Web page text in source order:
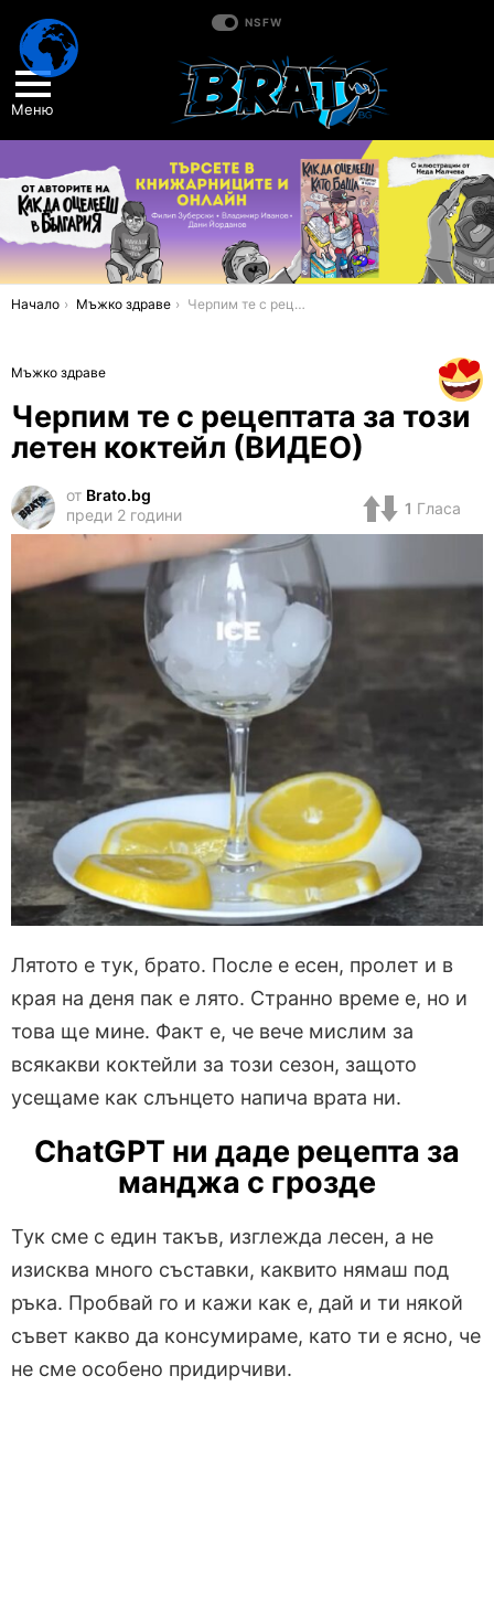
NSFW
Меню
You are here:
Начало Мъжко здраве Черпим те с рецептата за този летен коктейл (ВИДЕО)
Мъжко здраве
Черпим те с рецептата за този
летен коктейл (ВИДЕО)
от Brato.bg
преди 2 години
1 Гласа
Лятото е тук, брато. После е есен, пролет и в
края на деня пак е лято. Странно време е, но и
това ще мине. Факт е, че вече мислим за
всякакви коктейли за този сезон, защото
усещаме как слънцето напича врата ни.
ChatGPT ни даде рецепта за
манджа с грозде
Тук сме с един такъв, изглежда лесен, а не
изисква много съставки, каквито нямаш под
ръка. Пробвай го и кажи как е, дай и ти някой
съвет какво да консумираме, като ти е ясно, че
не сме особено придирчиви.